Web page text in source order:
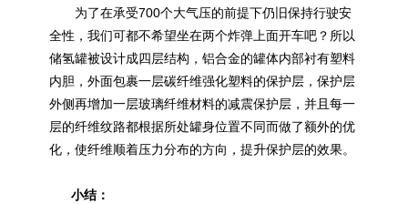
为了在承受700个大气压的前提下仍旧保持行驶安
全性，我们可都不希望坐在两个炸弹上面开车吧？所以
储氢罐被设计成四层结构，铝合金的罐体内部衬有塑料
内胆，外面包裹一层碳纤维强化塑料的保护层，保护层
外侧再增加一层玻璃纤维材料的减震保护层，并且每一
层的纤维纹路都根据所处罐身位置不同而做了额外的优
化，使纤维顺着压力分布的方向，提升保护层的效果。
小结：